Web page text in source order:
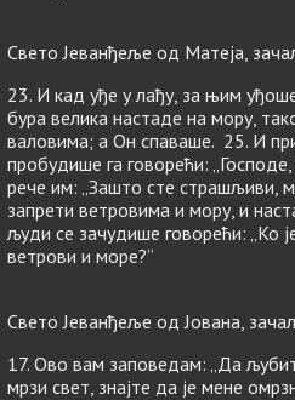
Свето Јеванђеље од Матеја,
23. И кад уђе у лађу, за њим
бура велика настаде на мору,
валовима; а Он спаваше. 25. И
пробудише га говорећи:
рече им: „Зашто сте страшљиви,
запрети ветровима и мору, и
људи се зачудише говорећи: „Ко
ветрови и море?”
Свето Јеванђеље од Јована,
17. Ово вам заповедам: „Да
мрзи свет, знајте да је мене